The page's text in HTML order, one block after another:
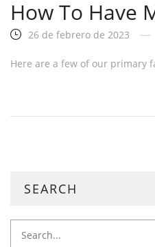
SEARCH
How To Have
26 de febrero de 2023
Here are a few of our primary